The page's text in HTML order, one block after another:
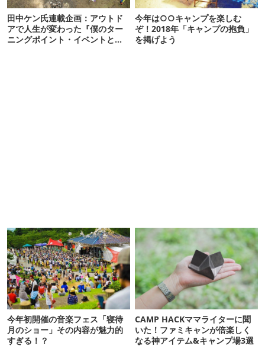
田中ケン氏連載企画：アウトド
アで人生が変わった『僕のター
ニングポイント・イベントとい
今年は○○キャンプを楽しむ
ぞ！2018年「キャンプの抱負」
を掲げよう
今年初開催の音楽フェス「寝待
月のショー」その内容が魅力的
すぎる！？
CAMP HACKママライターに聞
いた！ファミキャンが倍楽しく
なる神アイテム&キャンプ場3選